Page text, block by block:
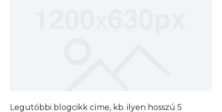
Legutóbbi blogcikk címe, kb. ilyen hosszú 5